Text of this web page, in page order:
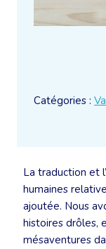
La traduction et
humaines
ajoutée. Nous
histoires drôles,
mésaventures
Catégories :